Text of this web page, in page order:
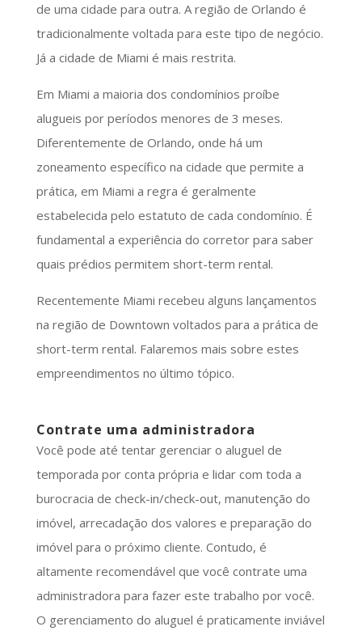
de uma cidade para outra. A região de Orlando é
tradicionalmente voltada para este tipo de negócio.
Já a cidade de Miami é mais restrita.
Em Miami a maioria dos condomínios proíbe
alugueis por períodos menores de 3 meses.
Diferentemente de Orlando, onde há um
zoneamento específico na cidade que permite a
prática, em Miami a regra é geralmente
estabelecida pelo estatuto de cada condomínio. É
fundamental a experiência do corretor para saber
quais prédios permitem short-term rental.
Recentemente Miami recebeu alguns lançamentos
na região de Downtown voltados para a prática de
short-term rental. Falaremos mais sobre estes
empreendimentos no último tópico.
Contrate uma administradora
Você pode até tentar gerenciar o aluguel de
temporada por conta própria e lidar com toda a
burocracia de check-in/check-out, manutenção do
imóvel, arrecadação dos valores e preparação do
imóvel para o próximo cliente. Contudo, é
altamente recomendável que você contrate uma
administradora para fazer este trabalho por você.
O gerenciamento do aluguel é praticamente inviável